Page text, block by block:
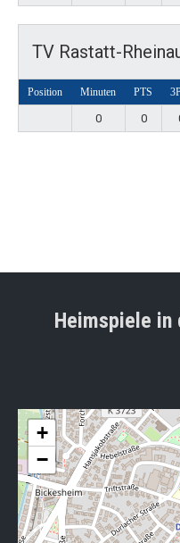
TV Rastatt-
Position Minuten PTS
0 0
Heimspiele in
+
−